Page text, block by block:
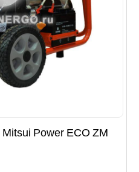
Power ECO ZM